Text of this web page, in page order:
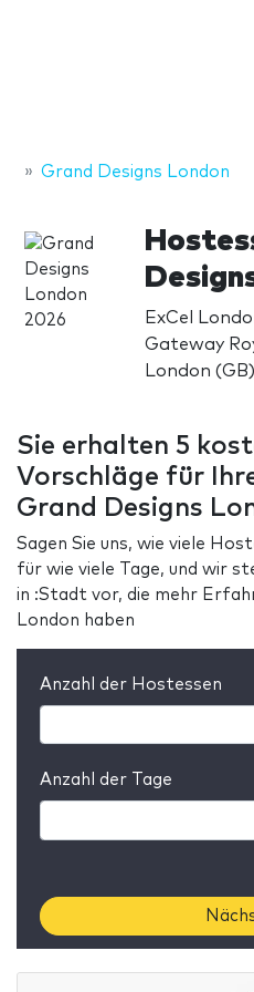
Grand Designs London
ExCel
Gateway
London (GB)
Sie erhalten 5
Vorschläge für
Grand Designs
Sagen Sie uns, wie viele
für wie viele Tage, und wir
in :Stadt vor, die mehr
London haben
Anzahl der Hostessen
Anzahl der Tage